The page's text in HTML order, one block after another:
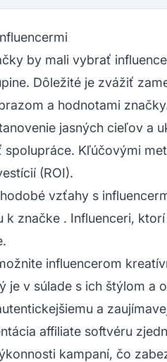
by mali vybrať
Dôležité je zvážiť
a hodnotami
jasných cieľov a
Kľúčovými
(ROI).
vzťahy s
k značke . Influenceri,
influencerom
v súlade s ich štýlom a
a
affiliate softvéru
kampaní, čo